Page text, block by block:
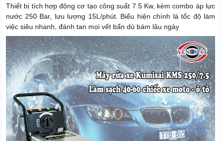
Thiết bị tích hợp động cơ tạo công suất 7.5 Kw, kèm combo áp lực
nước 250 Bar, lưu lượng 15L/phút. Biểu hiện chính là tốc độ làm
việc siêu nhanh, đánh tan mọi vết bẩn dù bám lâu ngày